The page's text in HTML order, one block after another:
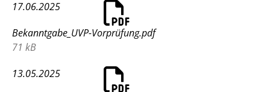
17.06.2025
Bekanntgabe_UVP-Vorprüfung.pdf
71 kB
13.05.2025